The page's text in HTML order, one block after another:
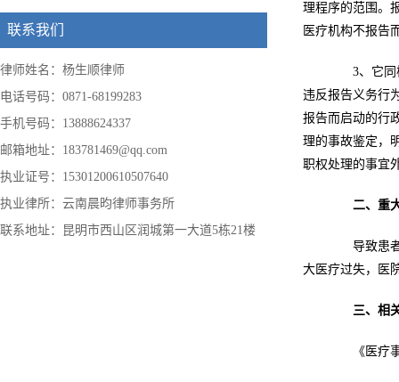
联系我们
律师姓名：杨生顺律师
电话号码：0871-68199283
手机号码：13888624337
邮箱地址：183781469@qq.com
执业证号：15301200610507640
执业律所：云南晨昀律师事务所
联系地址：昆明市西山区润城第一大道5栋21楼
理程序的范围。
医疗机构不报告
3、它同样
违反报告义务行
报告而启动的行
理的事故鉴定，
职权处理的事宜
二、 重
导致患者
大医疗过失，医
三、相
《医疗事